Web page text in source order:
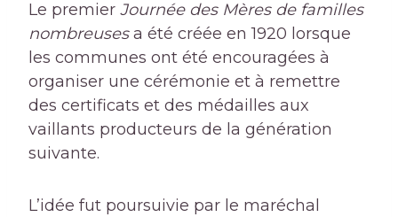
Le premier Journée des Mères de familles
nombreusesa été créée en 1920 lorsque
les communes ont été encouragées à
organiser une cérémonie et à remettre
des certificats et des médailles aux
vaillants producteurs de la génération
suivante.
L’idée fut poursuivie par le maréchal